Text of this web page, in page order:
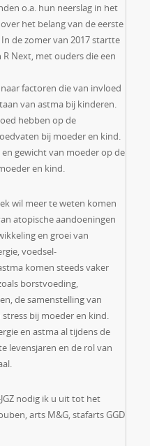
o.a. hun neerslag in het
het belang van de eerste
de zomer van 2017 startte
Next, met ouders die een
factoren die van invloed
van astma bij kinderen.
hebben op de
bij moeder en kind.
gewicht van moeder op de
en kind.
wil meer te weten komen
atopische aandoeningen
en groei van
voedsel-
komen steeds vaker
borstvoeding,
de samenstelling van
bij moeder en kind.
en astma al tijdens de
levensjaren en de rol van
nodig ik u uit tot het
arts M&G, stafarts GGD